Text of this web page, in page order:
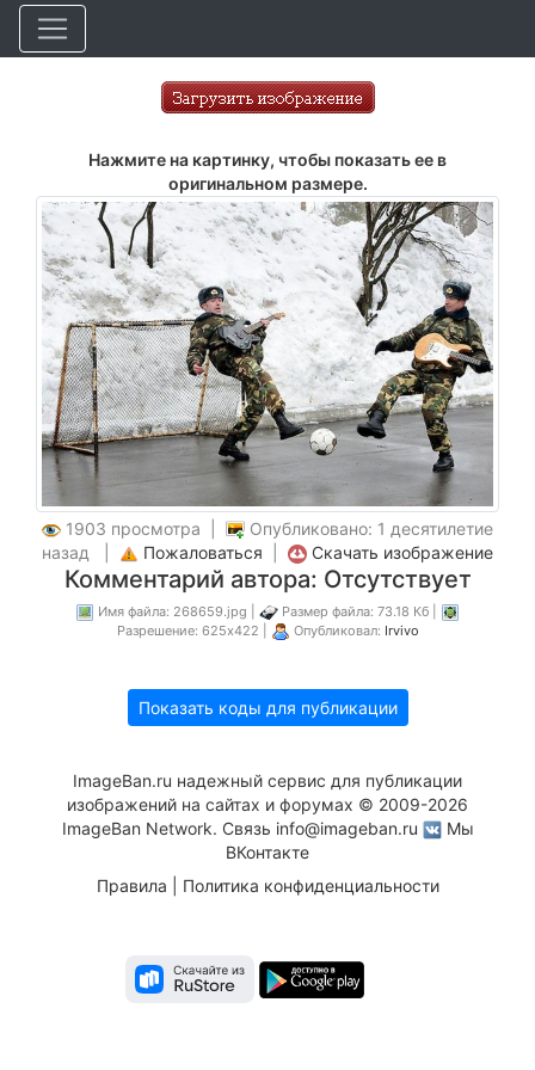
Нажмите на картинку, чтобы показать ее в
оригинальном размере.
1903 просмотра |
Опубликовано: 1 десятилетие
назад |
Пожаловаться Скачать изображение
Комментарий автора: Отсутствует
Имя файла: 268659.jpg |
Размер файла: 73.18 Кб |
Разрешение: 625x422 |
Опубликовал: Irvivo
Показать коды для публикации
ImageBan.ru надежный сервис для публикации
изображений на сайтах и форумах © 2009-2026
ImageBan Network. Связь info@imageban.ru
Мы
ВКонтакте
Правила
Политика конфиденциальности